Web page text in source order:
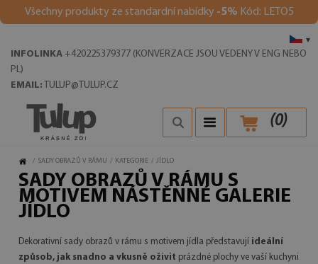
Všechny produkty ze standardní nabídky -5% Kód: LETO5
▾
INFOLINKA +420225379377 (KONVERZACE JSOU VEDENY V ENG NEBO
PL)
EMAIL: TULUP@TULUP.CZ
(0)
/ SADY OBRAZŮ V RÁMU / KATEGORIE / JÍDLO
SADY OBRAZŮ V RÁMU S
MOTIVEM NÁSTĚNNÉ GALERIE
JÍDLO
Dekorativní sady obrazů v rámu s motivem jídla představují ideální
způsob, jak snadno a vkusně oživit prázdné plochy ve vaší kuchyni